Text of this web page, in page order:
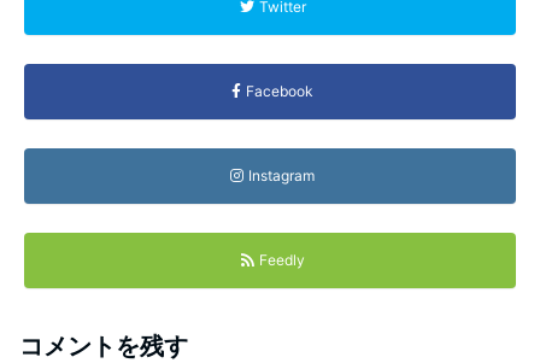
Twitter
Facebook
Instagram
Feedly
コメントを残す